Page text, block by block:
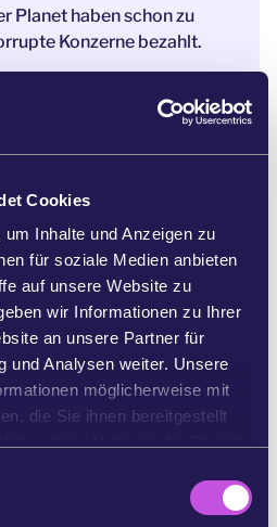
Cookies
Inhalte und Anzeigen zu
für soziale Medien anbieten
auf unsere Website zu
wir Informationen zu Ihrer
an unsere Partner für
und Analysen weiter. Unsere
möglicherweise mit
die Sie ihnen bereitgestellt
Planet haben schon zu
Konzerne bezahlt.
möglich. Eine Welt, in der
der
Eine Welt, in der
Welt, in der Menschen
kommen können, wenn sie
worden sind.
die Unternehmen zur
So können wir
Produkte, die wir kaufen,
verursachen.
Unternehmen in die Tat